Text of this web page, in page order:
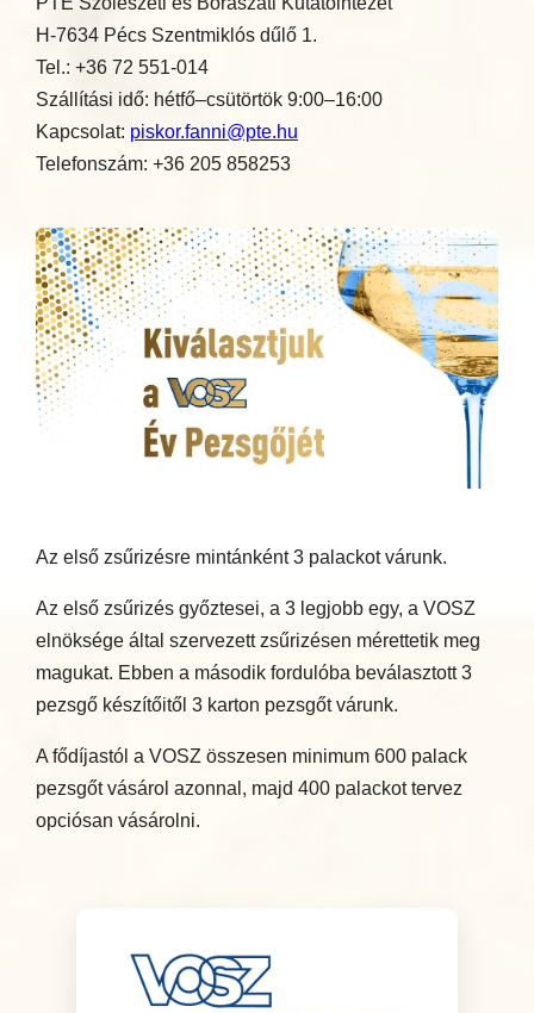
H-7634 Pécs Szentmiklós dűlő 1.
Tel.: +36 72 551-014
Szállítási idő: hétfő–csütörtök 9:00–16:00
Kapcsolat: piskor.fanni@pte.hu
Telefonszám: +36 205 858253
Az első zsűrizésre mintánként 3 palackot várunk.
Az első zsűrizés győztesei, a 3 legjobb egy, a VOSZ
elnöksége által szervezett zsűrizésen mérettetik meg
magukat. Ebben a második fordulóba beválasztott 3
pezsgő készítőitől 3 karton pezsgőt várunk.
A fődíjastól a VOSZ összesen minimum 600 palack
pezsgőt vásárol azonnal, majd 400 palackot tervez
opciósan vásárolni.